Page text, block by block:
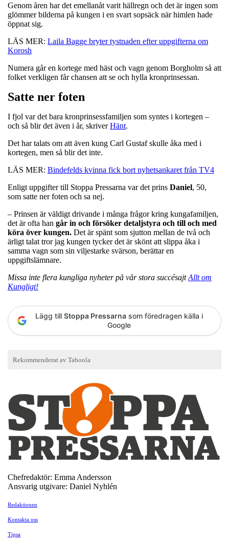
Genom åren har det emellanåt varit hällregn och det är ingen som
glömmer bilderna på kungen i en svart sopsäck när himlen hade
öppnat sig.
LÄS MER: Laila Bagge bryter tystnaden efter uppgifterna om
Korosh
Numera går en kortege med häst och vagn genom Borgholm så att
folket verkligen får chansen att se och hylla kronprinsessan.
Satte ner foten
I fjol var det bara kronprinsessfamiljen som syntes i kortegen –
och så blir det även i år, skriverHänt.
Det har talats om att även kung Carl Gustaf skulle åka med i
kortegen, men så blir det inte.
LÄS MER: Bindefelds kvinna fick bort nyhetsankaret från TV4
Enligt uppgifter till Stoppa Pressarna var det prins Daniel, 50,
som satte ner foten och sa nej.
– Prinsen är väldigt drivande i många frågor kring kungafamiljen,
det är ofta han går in och försöker detaljstyra och till och med
köra över kungen. Det är spänt som sjutton mellan de två och
ärligt talat tror jag kungen tycker det är skönt att slippa åka i
samma vagn som sin viljestarke svärson, berättar en
uppgiftslämnare.
Missa inte flera kungliga nyheter på vår stora succésajtAllt om
Kungligt!
Lägg till Stoppa Pressarna som föredragen källa i
Google
Chefredaktör: Emma Andersson
Ansvarig utgivare: Daniel Nyhlén
Redaktionen
Kontakta oss
Tipsa